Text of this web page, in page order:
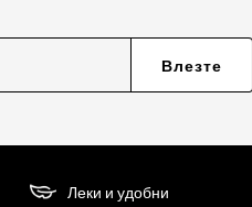
Влезте
Леки и удобни